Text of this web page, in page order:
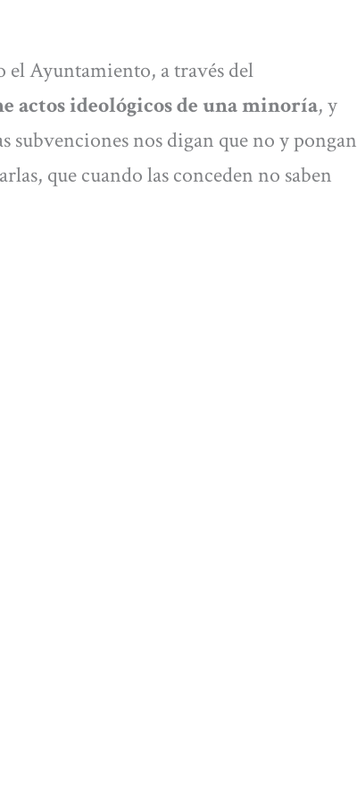
el Ayuntamiento, a través del
actos ideológicos de una minoría, y
subvenciones nos digan que no y pongan
que cuando las conceden no saben